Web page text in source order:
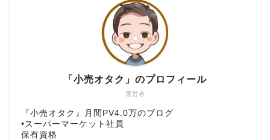
運営者
「小売オタク」のプロフィール
『小売オタク』月間PV4.0万のブログ
•スーパーマーケット社員
保有資格